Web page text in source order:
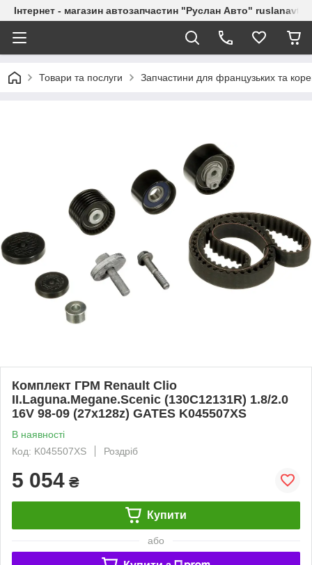
Інтернет - магазин автозапчастин "Руслан Авто"
Товари та послуги Запчастини для французьких та
Комплект ГРМ Renault Clio
II.Laguna.Megane.Scenic (130C12131R) 1.8/2.0
16V 98-09 (27x128z) GATES K045507XS
В наявності
Код: K045507XS
Роздріб
5 054 ₴
Купити
або